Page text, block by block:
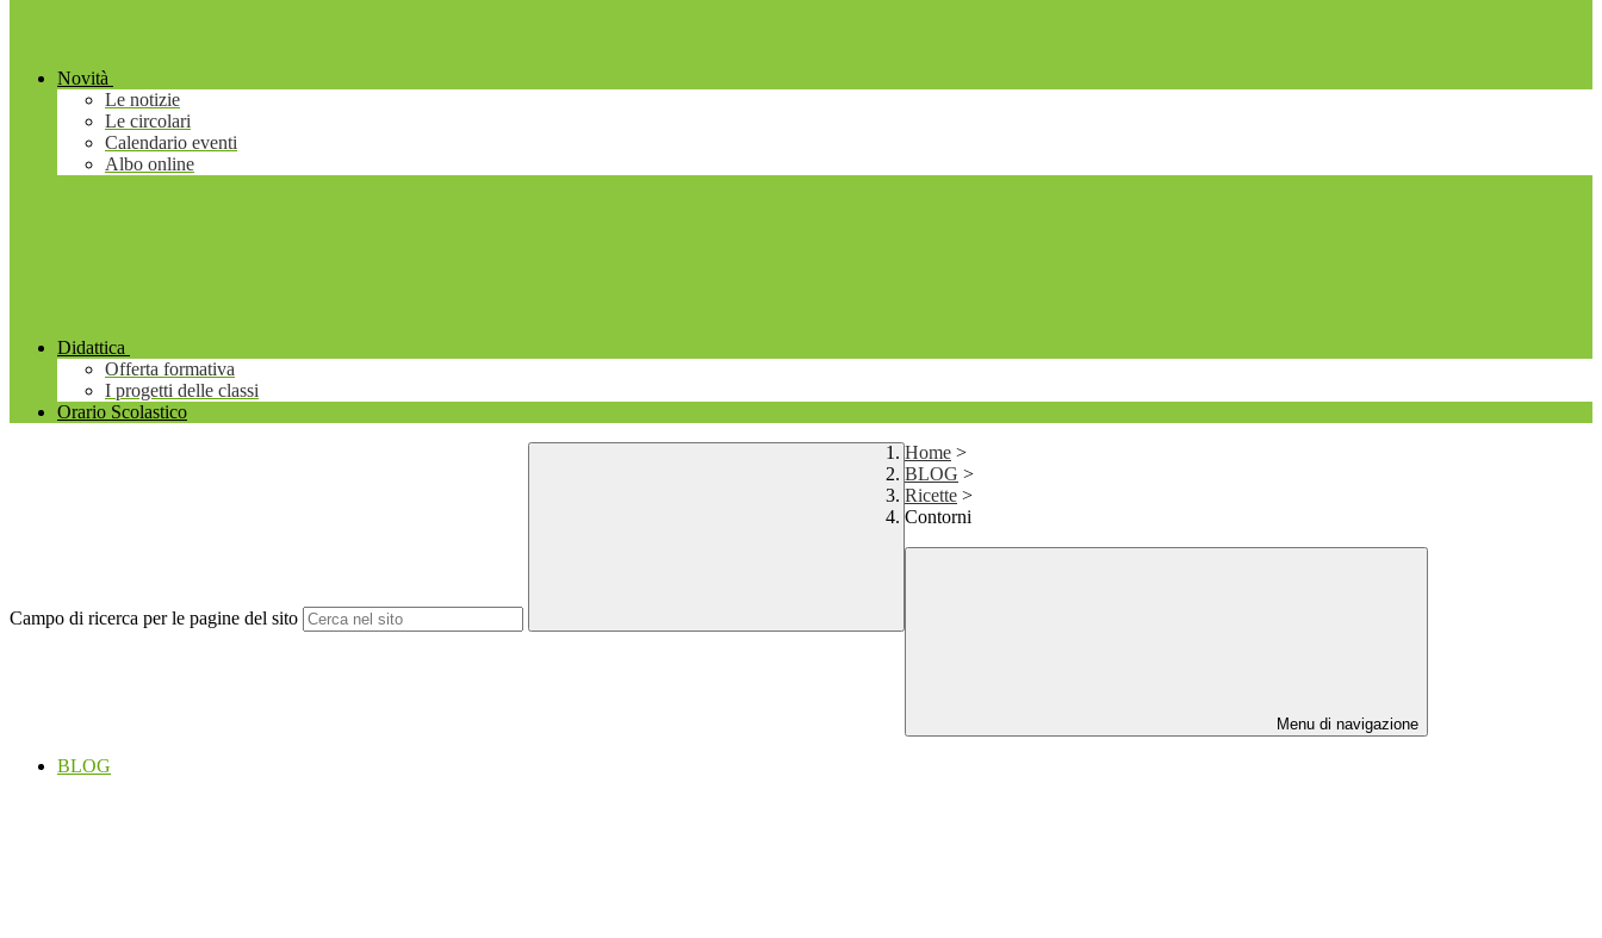
Novità
Le notizie
Le circolari
Calendario eventi
Albo online
Didattica
Offerta formativa
I progetti delle classi
Orario Scolastico
Campo di ricerca per le pagine del sito
Home >
BLOG >
Ricette >
Contorni
Menu di navigazione
BLOG